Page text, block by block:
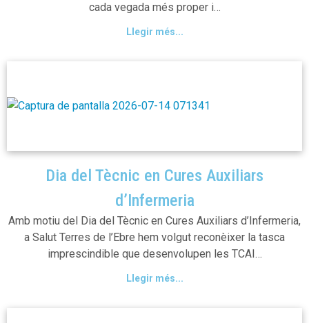
cada vegada més proper i…
Llegir més...
Dia del Tècnic en Cures Auxiliars
d’Infermeria
Amb motiu del Dia del Tècnic en Cures Auxiliars d’Infermeria,
a Salut Terres de l’Ebre hem volgut reconèixer la tasca
imprescindible que desenvolupen les TCAI…
Llegir més...